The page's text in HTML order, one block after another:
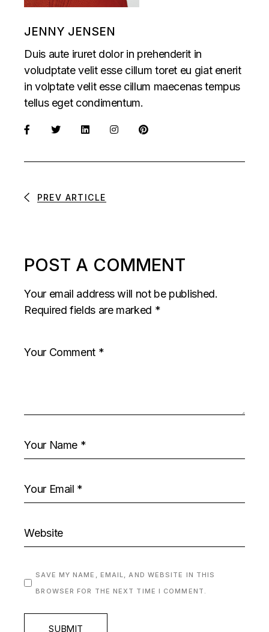
JENNY JENSEN
Duis aute iruret dolor in prehenderit in
voludptate velit esse cillum toret eu giat enerit
in volptate velit esse cillum maecenas tempus
tellus eget condimentum.
PREV ARTICLE
POST A COMMENT
Your email address will not be published.
Required fields are marked *
SAVE MY NAME, EMAIL, AND WEBSITE IN THIS
BROWSER FOR THE NEXT TIME I COMMENT.
SUBMIT